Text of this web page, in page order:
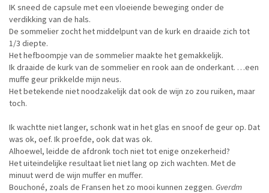
IK sneed de capsule met een vloeiende beweging onder de
verdikking van de hals.
De sommelier zocht het middelpunt van de kurk en draaide zich tot
1/3 diepte.
Het hefboompje van de sommelier maakte het gemakkelijk.
Ik draaide de kurk van de sommelier en rook aan de onderkant. …een
muffe geur prikkelde mijn neus.
Het betekende niet noodzakelijk dat ook de wijn zo zou ruiken, maar
toch.
Ik wachtte niet langer, schonk wat in het glas en snoof de geur op. Dat
was ok, oef. Ik proefde, ook dat was ok.
Alhoewel, leidde de afdronk toch niet tot enige onzekerheid?
Het uiteindelijke resultaat liet niet lang op zich wachten. Met de
minuut werd de wijn muffer en muffer.
Bouchoné, zoals de Fransen het zo mooi kunnen zeggen. Gverdm